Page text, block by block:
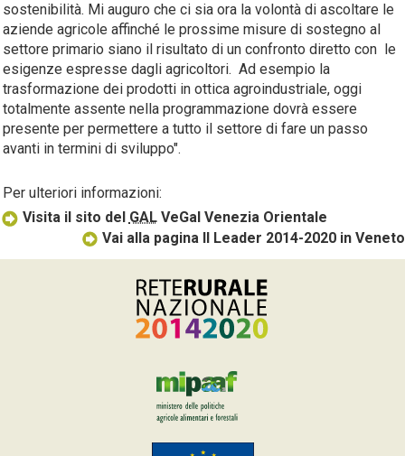
sostenibilità. Mi auguro che ci sia ora la volontà di ascoltare le
aziende agricole affinché le prossime misure di sostegno al
settore primario siano il risultato di un confronto diretto con le
esigenze espresse dagli agricoltori. Ad esempio la
trasformazione dei prodotti in ottica agroindustriale, oggi
totalmente assente nella programmazione dovrà essere
presente per permettere a tutto il settore di fare un passo
avanti in termini di sviluppo".
Per ulteriori informazioni:
Visita il sito del GALVeGal Venezia Orientale
Vai alla pagina Il Leader 2014-2020 in Veneto